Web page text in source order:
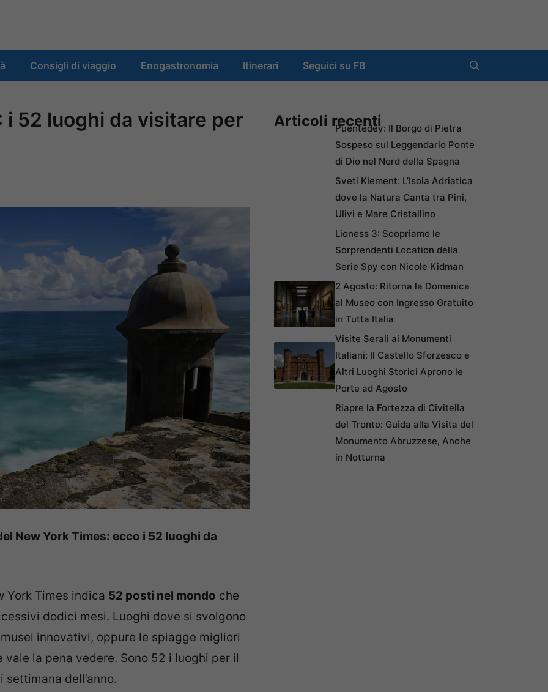
Consigli di viaggio Enogastronomia Itinerari Seguici su FB
i 52 luoghi da visitare per
New York Times: ecco i 52 luoghi da
York Times indica 52 posti nel mondo che
dodici mesi. Luoghi dove si svolgono
innovativi, oppure le spiagge migliori
vale la pena vedere. Sono 52 i luoghi per il
dell’anno.
Articoli recentiPuentedey: Il Borgo di Pietra
Sospeso sul Leggendario Ponte
di Dio nel Nord della Spagna
Sveti Klement: L’Isola Adriatica
dove la Natura Canta tra Pini,
Ulivi e Mare Cristallino
Lioness 3: Scopriamo le
Sorprendenti Location della
Serie Spy con Nicole Kidman
2 Agosto: Ritorna la Domenica
al Museo con Ingresso Gratuito
in Tutta Italia
Visite Serali ai Monumenti
Italiani: Il Castello Sforzesco e
Altri Luoghi Storici Aprono le
Porte ad Agosto
Riapre la Fortezza di Civitella
del Tronto: Guida alla Visita del
Monumento Abruzzese, Anche
in Notturna